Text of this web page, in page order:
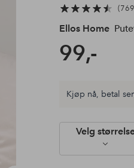
769
Ellos Home
99,-
Kjøp nå, betal
Velg